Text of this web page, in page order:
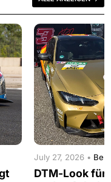
July 27, 2026 •
DTM-Look für